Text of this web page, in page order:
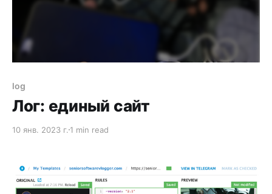
log
Лог: единый сайт
10 янв. 2023 г. 1 min read